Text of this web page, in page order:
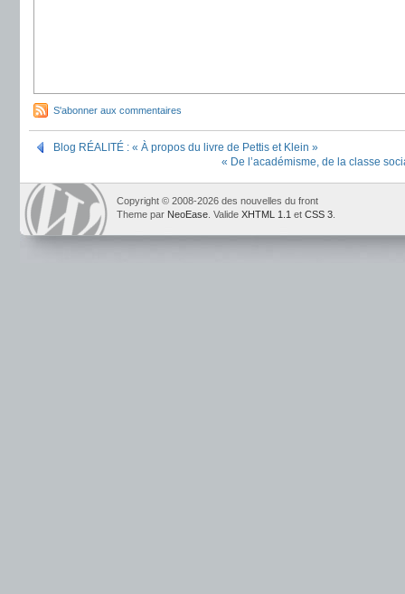
S'abonner aux commentaires
Blog RÉALITÉ : « À propos du livre de Pettis et Klein »
« De l’académisme, de la classe
Copyright © 2008-2026 des nouvelles du front
Theme par NeoEase . Valide XHTML 1.1 et CSS 3